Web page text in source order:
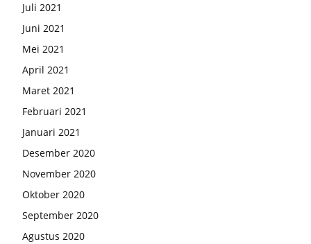
Juli 2021
Juni 2021
Mei 2021
April 2021
Maret 2021
Februari 2021
Januari 2021
Desember 2020
November 2020
Oktober 2020
September 2020
Agustus 2020